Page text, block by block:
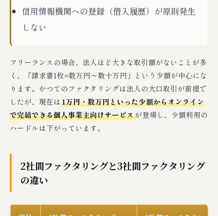
信用情報機関への登録（借入履歴）が原則発生
しない
フリーランスの場合、法人ほど大きな取引額がないことが多
く、「請求書1枚=数万円〜数十万円」という少額が中心にな
ります。かつてのファクタリングは法人の大口取引が前提で
したが、現在は1万円・数万円といった少額からオンライン
で完結できる個人事業主向けサービスが登場し、少額利用の
ハードルは下がっています。
2社間ファクタリングと3社間ファクタリング
の違い